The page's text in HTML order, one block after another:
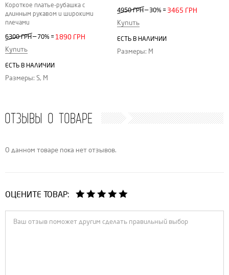
Короткое платье-рубашка с
длинным рукавом и широкими
плечами
6300 ГРН — 70% = 1890 ГРН
Купить
ЕСТЬ В НАЛИЧИИ
Размеры: S, M
4950 ГРН — 30% = 3465 ГРН
Купить
ЕСТЬ В НАЛИЧИИ
Размеры: M
ОТЗЫВЫ О ТОВАРЕ
О данном товаре пока нет отзывов.
ОЦЕНИТЕ ТОВАР: